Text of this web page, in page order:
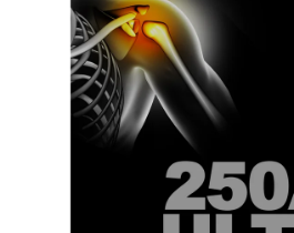
hvězdiček.